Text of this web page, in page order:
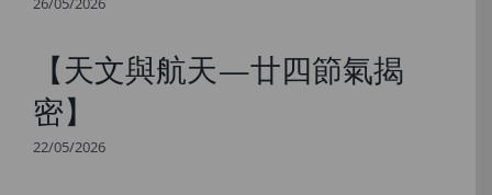
【天文與航天—廿四節氣揭
密】
22/05/2026